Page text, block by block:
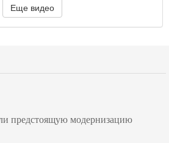
Еще видео
предстоящую модернизацию